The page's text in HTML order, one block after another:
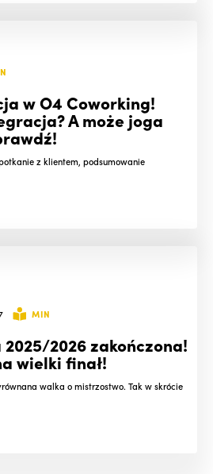
w O4 Coworking!
A może joga
z klientem, podsumowanie
MIN
2025/2026 zakończona!
wielki finał!
walka o mistrzostwo. Tak w skrócie